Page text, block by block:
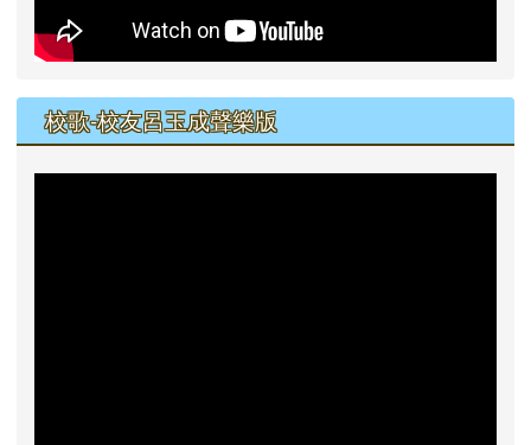
校歌-校友呂玉成聲樂版